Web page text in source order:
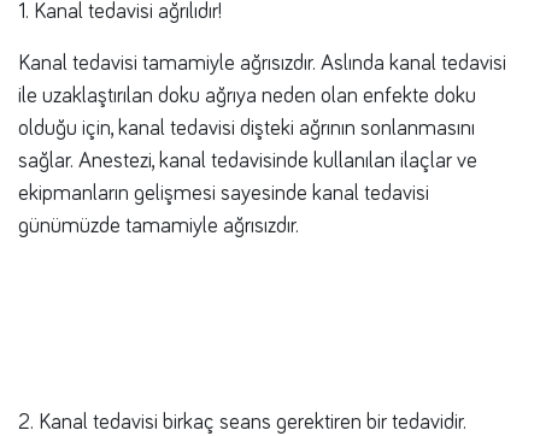
1. Kanal tedavisi ağrılıdır!
Kanal tedavisi tamamiyle ağrısızdır. Aslında kanal tedavisi
ile uzaklaştırılan doku ağrıya neden olan enfekte doku
olduğu için, kanal tedavisi dişteki ağrının sonlanmasını
sağlar. Anestezi, kanal tedavisinde kullanılan ilaçlar ve
ekipmanların gelişmesi sayesinde kanal tedavisi
günümüzde tamamiyle ağrısızdır.
2. Kanal tedavisi birkaç seans gerektiren bir tedavidir.